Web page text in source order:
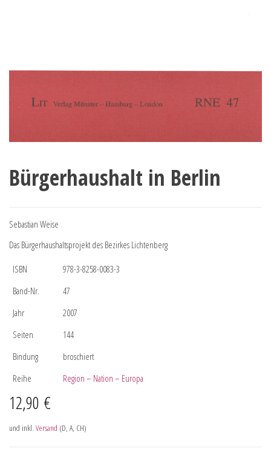
Bürgerhaushalt in Berlin
Sebastian Weise
Das Bürgerhaushaltsprojekt des Bezirkes Lichtenberg
ISBN
978-3-8258-0083-3
Band-Nr.
47
Jahr
2007
Seiten
144
Bindung
broschiert
Reihe
Region – Nation – Europa
12,90 €
und inkl. Versand (D, A, CH)